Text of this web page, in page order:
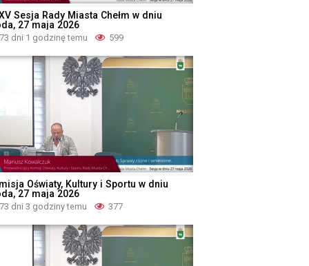
Sesja Rady Miasta Chełm w dniu
27 maja 2026
73 dni 1 godzinę temu 599
Oświaty, Kultury i Sportu w dniu
27 maja 2026
73 dni 3 godziny temu 377